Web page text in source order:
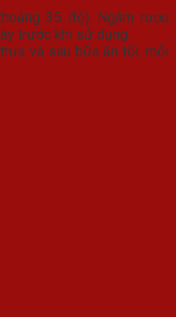
35 độ). Ngâm rượu
trước khi sử dụng.
và sau bữa ăn tối, mỗi